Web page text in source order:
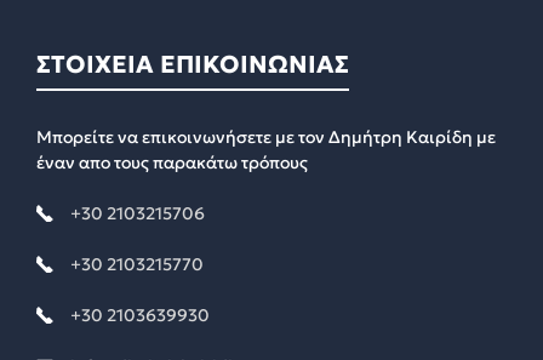
ΣΤΟΙΧΕΙΑ ΕΠΙΚΟΙΝΩΝΙΑΣ
Μπορείτε να επικοινωνήσετε με τον Δημήτρη Καιρίδη με
έναν απο τους παρακάτω τρόπους
+30 2103215706
+30 2103215770
+30 2103639930